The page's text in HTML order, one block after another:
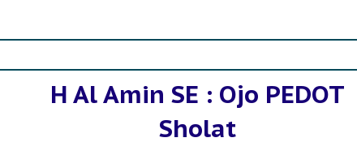
H Al Amin SE : Ojo PEDOT
Sholat